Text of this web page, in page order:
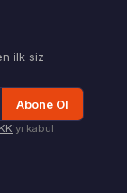
ilk siz
Abone Ol
'yı kabul